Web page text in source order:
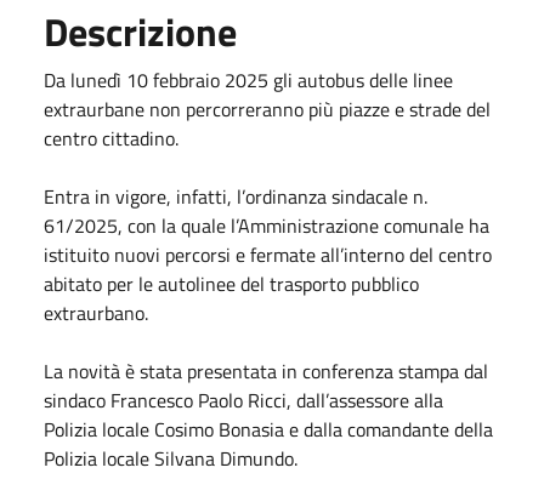
Descrizione
Da lunedì 10 febbraio 2025 gli autobus delle linee
extraurbane non percorreranno più piazze e strade del
centro cittadino.
Entra in vigore, infatti, l’ordinanza sindacale n.
61/2025, con la quale l’Amministrazione comunale ha
istituito nuovi percorsi e fermate all’interno del centro
abitato per le autolinee del trasporto pubblico
extraurbano.
La novità è stata presentata in conferenza stampa dal
sindaco Francesco Paolo Ricci, dall’assessore alla
Polizia locale Cosimo Bonasia e dalla comandante della
Polizia locale Silvana Dimundo.